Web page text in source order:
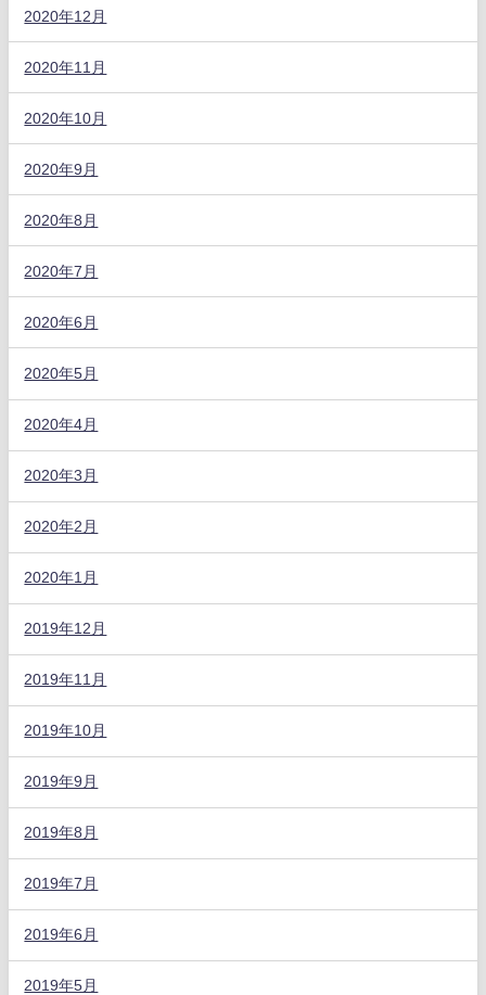
2020年12月
2020年11月
2020年10月
2020年9月
2020年8月
2020年7月
2020年6月
2020年5月
2020年4月
2020年3月
2020年2月
2020年1月
2019年12月
2019年11月
2019年10月
2019年9月
2019年8月
2019年7月
2019年6月
2019年5月